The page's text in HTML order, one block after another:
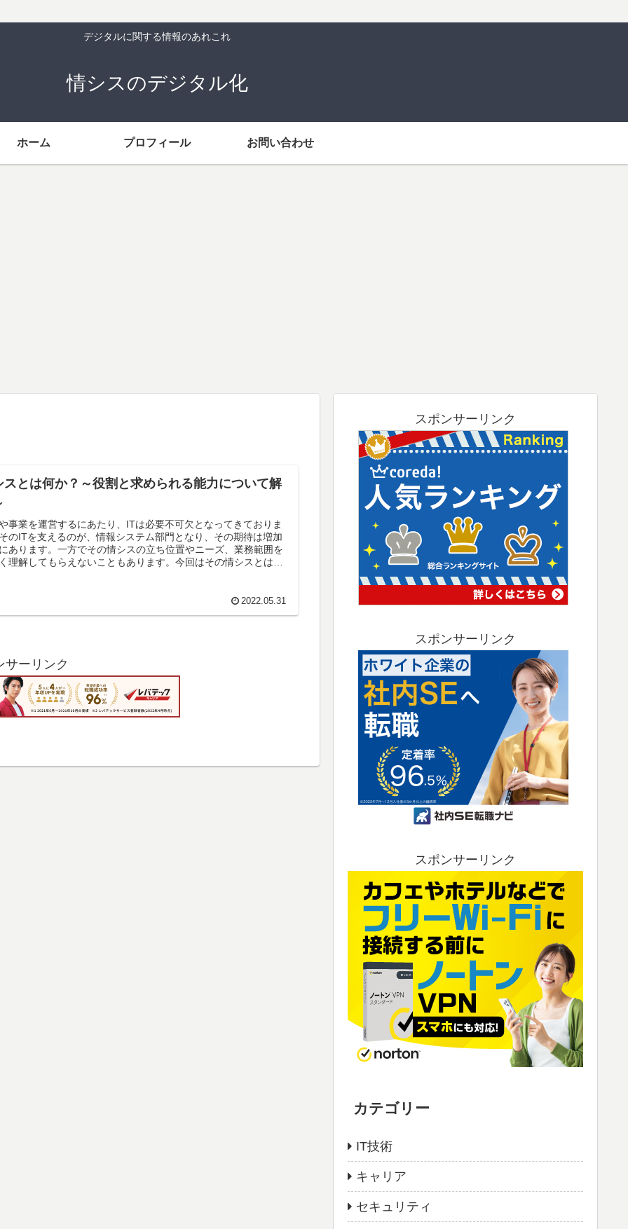
デジタルに関する情報のあれこれ
情シスのデジタル化
ホーム プロフィール お問い合わせ
スとは何か？～役割と求められる能力について解
事業を運営するにあたり、ITは必要不可欠となってきておりま
のITを支えるのが、情報システム部門となり、その期待は増加
あります。一方でその情シスの立ち位置やニーズ、業務範囲を
理解してもらえないこともあります。今回はその情シスとは何
2022.05.31
サーリンク
スポンサーリンク
スポンサーリンク
スポンサーリンク
カテゴリー
IT技術
キャリア
セキュリティ